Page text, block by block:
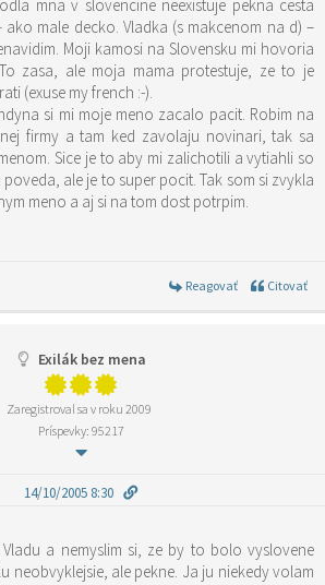
mna v slovencine neexistuje pekna cesta
male decko. Vladka (s makcenom na d) –
Moji kamosi na Slovensku mi hovoria
zasa, ale moja mama protestuje, ze to je
(exuse my french :-).
si mi moje meno zacalo pacit. Robim na
firmy a tam ked zavolaju novinari, tak sa
Sice je to aby mi zalichotili a vytiahli so
ale je to super pocit. Tak som si zvykla
meno a aj si na tom dost potrpim.
Reagovať Citovať
Exilák bez mena
Zaregistroval sa v roku 2009
Príspevky: 95217
14/10/2005 8:30
a nemyslim si, ze by to bolo vyslovene
neobvyklejsie, ale pekne. Ja ju niekedy volam